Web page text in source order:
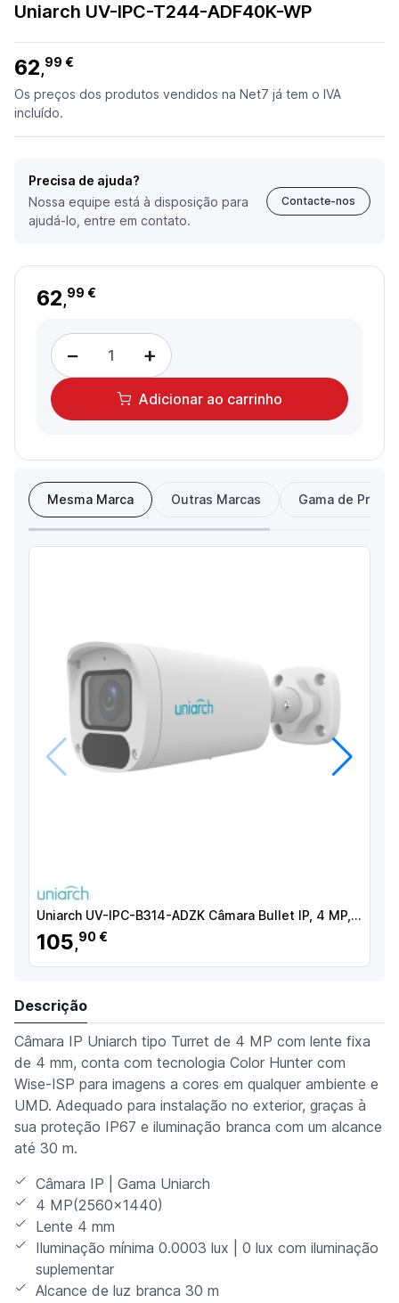
Uniarch UV-IPC-T244-ADF40K-WP
62,99 €
Os preços dos produtos vendidos na Net7 já tem o IVA
incluído.
Precisa de ajuda?
Nossa equipe está à disposição para
ajudá-lo, entre em contato.
Contacte-nos
62,99 €
− +
Adicionar ao carrinho
Mesma Marca Outras Marcas Gama de Preço
Anterior Próximo
Uniarch UV-IPC-B314-ADZK Câmara Bullet IP, 4 MP, 2.8-12 mm, 50 m, PoE, IP67, Áudio, MicroSD, WDR (120 dB), Branco
105,90 €
Descrição
Câmara IP Uniarch tipo Turret de 4 MP com lente fixa
de 4 mm, conta com tecnologia Color Hunter com
Wise-ISP para imagens a cores em qualquer ambiente e
UMD. Adequado para instalação no exterior, graças à
sua proteção IP67 e iluminação branca com um alcance
até 30 m.
Câmara IP | Gama Uniarch
4 MP(2560x1440)
Lente 4 mm
Iluminação mínima 0.0003 lux | 0 lux com iluminação
suplementar
Alcance de luz branca 30 m